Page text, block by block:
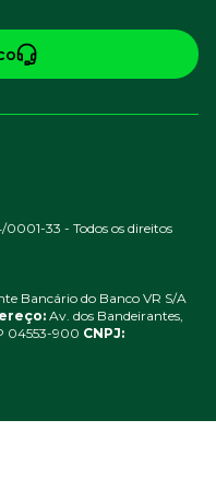
33 - Todos os direitos
Bancário do Banco VR S/A
Av. dos Bandeirantes,
04553-900 CNPJ: